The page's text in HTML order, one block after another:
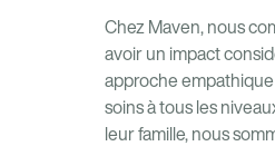
Chez Maven, nous
avoir un impact
approche
soins à tous les
leur famille, nous